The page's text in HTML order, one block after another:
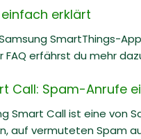
erklärt
SmartThings-
FAQ erfährst du mehr
Call: Spam-Anrufe
Smart Call ist eine von
auf vermuteten Spam